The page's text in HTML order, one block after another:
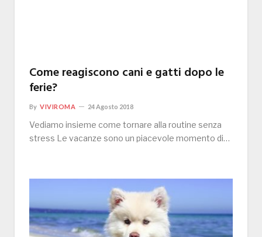
Come reagiscono cani e gatti dopo le
ferie?
By VIVIROMA 24 Agosto 2018
Vediamo insieme come tornare alla routine senza
stress Le vacanze sono un piacevole momento di…